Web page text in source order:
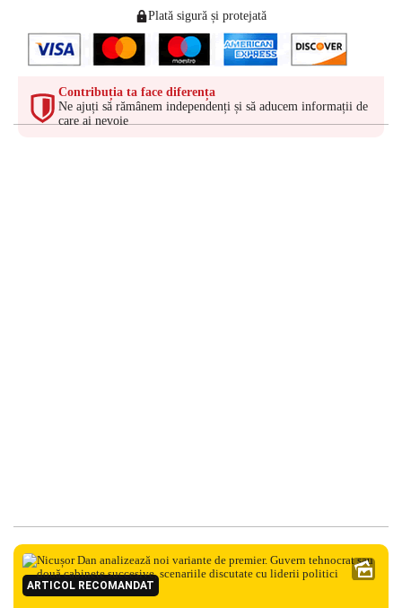
Plată sigură și protejată
Contribuția ta face diferența
Ne ajuți să rămânem independenți și să aducem informații de
care ai nevoie
ARTICOL RECOMANDAT